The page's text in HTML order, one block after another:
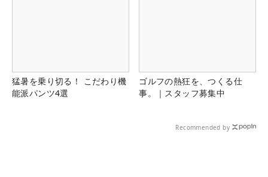
猛暑を乗り切る！ こだわり機
能派パンツ4選
ゴルフの熱狂を、つくる仕
事。｜スタッフ募集中
Recommended by